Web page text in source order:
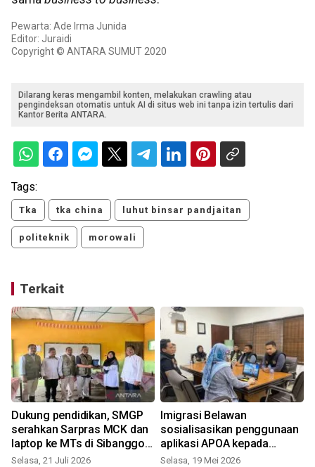
Pewarta: Ade Irma Junida
Editor: Juraidi
Copyright © ANTARA SUMUT 2020
Dilarang keras mengambil konten, melakukan crawling atau
pengindeksan otomatis untuk AI di situs web ini tanpa izin tertulis dari
Kantor Berita ANTARA.
Tags:
Tka tka china luhut binsar pandjaitan
politeknik morowali
Terkait
Dukung pendidikan, SMGP
serahkan Sarpras MCK dan
laptop ke MTs di Sibanggor
Julu
Selasa, 21 Juli 2026
Imigrasi Belawan
sosialisasikan penggunaan
aplikasi APOA kepada
perusahaan pengguna
Selasa, 19 Mei 2026